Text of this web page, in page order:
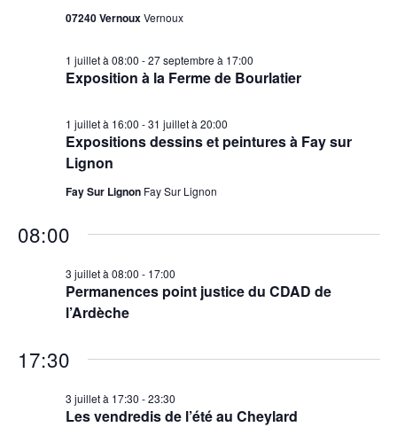
07240 VernouxVernoux
Exposition à la Ferme de Bourlatier
1 juillet à 08:00 -27 septembre à 17:00
Expositions dessins et peintures à Fay sur
Lignon
1 juillet à 16:00 -31 juillet à 20:00
Fay Sur Lignon Fay Sur Lignon
08:00
Permanences point justice du CDAD de
l’Ardèche
3 juillet à 08:00 - 17:00
17:30
Les vendredis de l’été au Cheylard
3 juillet à 17:30 -23:30